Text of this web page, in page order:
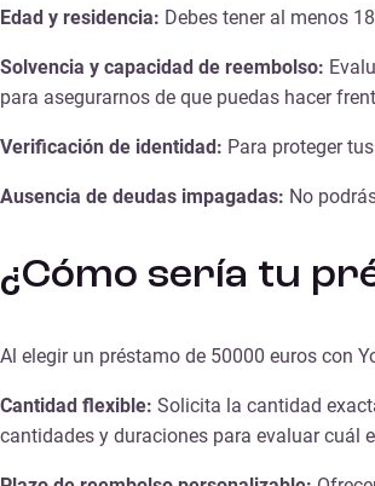
Edad y residencia: Debes tener al menos
Solvencia y capacidad de reembolso:
para asegurarnos de que puedas hacer
Verificación de identidad: Para proteger
Ausencia de deudas impagadas: No
¿Cómo sería tu
Al elegir un préstamo de 50000 euros con
Cantidad flexible: Solicita la cantidad
cantidades y duraciones para evaluar cuál